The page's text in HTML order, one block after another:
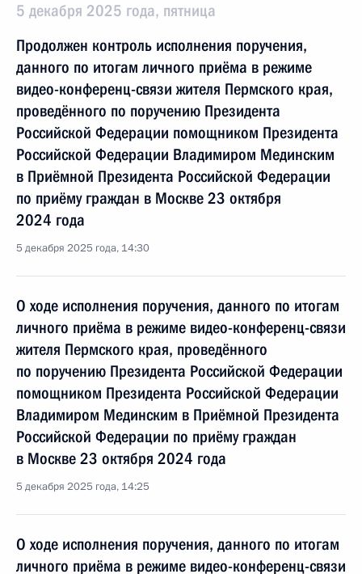
5 декабря 2025 года, пятница
Продолжен контроль исполнения поручения,
данного по итогам личного приёма в режиме
видео-конференц-связи жителя Пермского края,
проведённого по поручению Президента
Российской Федерации помощником Президента
Российской Федерации Владимиром Мединским
в Приёмной Президента Российской Федерации
по приёму граждан в Москве 23 октября
2024 года
5 декабря 2025 года, 14:30
О ходе исполнения поручения, данного по итогам
личного приёма в режиме видео-конференц-связи
жителя Пермского края, проведённого
по поручению Президента Российской Федерации
помощником Президента Российской Федерации
Владимиром Мединским в Приёмной Президента
Российской Федерации по приёму граждан
в Москве 23 октября 2024 года
5 декабря 2025 года, 14:25
О ходе исполнения поручения, данного по итогам
личного приёма в режиме видео-конференц-связи